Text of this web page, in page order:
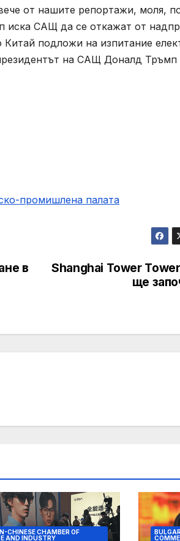
от нашите репортажи, моля,
иска САЩ да се откажат от
подложи на изпитание
на САЩ Доналд
промишлена палaта
Shanghai Tower
ще
в
CHINESE CHAMBER OF
AND INDUSTRY